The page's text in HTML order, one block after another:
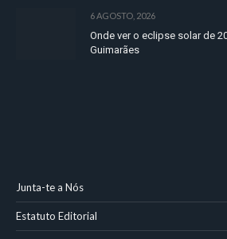
6 AGOSTO, 2026
Onde ver o eclipse solar de
Guimarães
Junta-te a Nós
Estatuto Editorial